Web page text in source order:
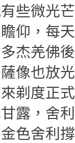
些微光
仰，每
杰羌佛
像也放
剃度正
露，舍
色舍利